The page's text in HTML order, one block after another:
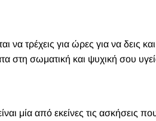
να τρέχεις για ώρες για να δεις
στη σωματική και ψυχική σου
μία από εκείνες τις ασκήσεις